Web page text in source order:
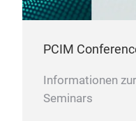
PCIM
Informationen
Seminars